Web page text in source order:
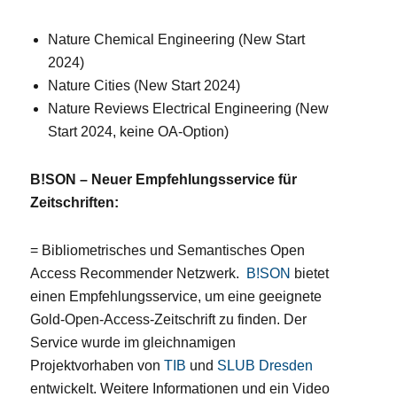
Nature Chemical Engineering (New Start
2024)
Nature Cities (New Start 2024)
Nature Reviews Electrical Engineering (New
Start 2024, keine OA-Option)
B!SON – Neuer Empfehlungsservice für
Zeitschriften:
= Bibliometrisches und Semantisches Open
Access Recommender Netzwerk. B!SON bietet
einen Empfehlungsservice, um eine geeignete
Gold-Open-Access-Zeitschrift zu finden. Der
Service wurde im gleichnamigen
Projektvorhaben vonTIB und SLUB Dresden
entwickelt. Weitere Informationen und ein Video